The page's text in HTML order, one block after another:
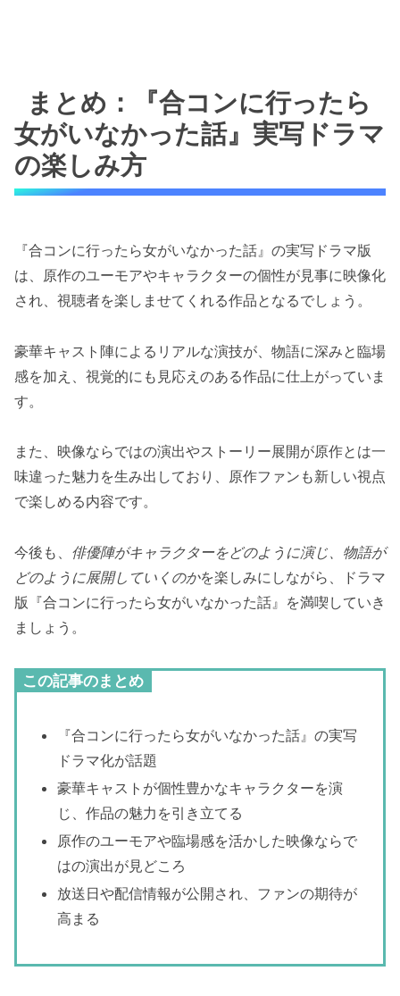
まとめ：『合コンに行ったら
女がいなかった話』実写ドラマ
の楽しみ方
『合コンに行ったら女がいなかった話』の実写ドラマ版
は、原作のユーモアやキャラクターの個性が見事に映像化
され、視聴者を楽しませてくれる作品となるでしょう。
豪華キャスト陣によるリアルな演技が、物語に深みと臨場
感を加え、視覚的にも見応えのある作品に仕上がっていま
す。
また、映像ならではの演出やストーリー展開が原作とは一
味違った魅力を生み出しており、原作ファンも新しい視点
で楽しめる内容です。
今後も、 俳優陣がキャラクターをどのように演じ、物語が
どのように展開していくのかを楽しみにしながら、ドラマ
版『合コンに行ったら女がいなかった話』を満喫していき
ましょう。
この記事のまとめ
『合コンに行ったら女がいなかった話』の実写
ドラマ化が話題
豪華キャストが個性豊かなキャラクターを演
じ、作品の魅力を引き立てる
原作のユーモアや臨場感を活かした映像ならで
はの演出が見どころ
放送日や配信情報が公開され、ファンの期待が
高まる